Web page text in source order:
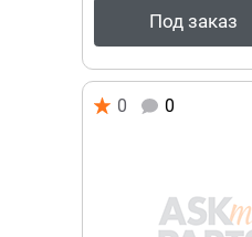
Под заказ
0 0